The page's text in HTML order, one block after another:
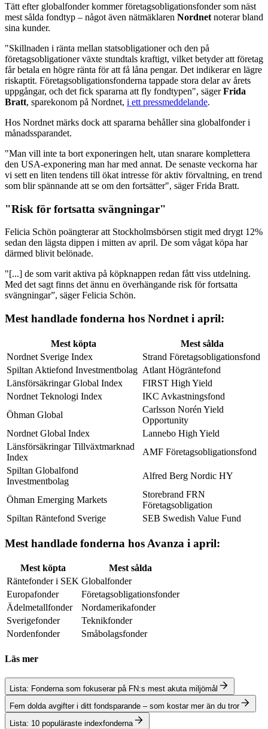
Tätt efter globalfonder kommer företagsobligationsfonder som näst
mest sålda fondtyp – något även nätmäklaren Nordnet noterar bland
sina kunder.
"Skillnaden i ränta mellan statsobligationer och den på
företagsobligationer växte stundtals kraftigt, vilket betyder att företag
får betala en högre ränta för att få låna pengar. Det indikerar en lägre
riskaptit. Företagsobligationsfonderna tappade stora delar av årets
uppgångar, och det fick spararna att fly fondtypen", sägerFrida
Bratt, sparekonom på Nordnet, i ett pressmeddelande.
Hos Nordnet märks dock att spararna behåller sina globalfonder i
månadssparandet.
"Man vill inte ta bort exponeringen helt, utan snarare komplettera
den USA-exponering man har med annat. De senaste veckorna har
vi sett en liten tendens till ökat intresse för aktiv förvaltning, en trend
som blir spännande att se om den fortsätter", säger Frida Bratt.
"Risk för fortsatta svängningar"
Felicia Schön poängterar att Stockholmsbörsen stigit med drygt 12%
sedan den lägsta dippen i mitten av april. De som vågat köpa har
därmed blivit belönade.
"[...] de som varit aktiva på köpknappen redan fått viss utdelning.
Med det sagt finns det ännu en överhängande risk för fortsatta
svängningar”, säger Felicia Schön.
Mest handlade fonderna hos Nordnet i april:
Mest köpta
Mest sålda
Nordnet Sverige Index
Strand Företagsobligationsfond
Spiltan Aktiefond Investmentbolag Atlant Högräntefond
Länsförsäkringar Global Index
FIRST High Yield
Nordnet Teknologi Index
IKC Avkastningsfond
Öhman Global
Carlsson Norén Yield
Opportunity
Nordnet Global Index
Lannebo High Yield
Länsförsäkringar Tillväxtmarknad
Index
AMF Företagsobligationsfond
Spiltan Globalfond
Investmentbolag
Alfred Berg Nordic HY
Öhman Emerging Markets
Storebrand FRN
Företagsobligation
Spiltan Räntefond Sverige
SEB Swedish Value Fund
Mest handlade fonderna hos Avanza i april:
Mest köpta
Mest sålda
Räntefonder i SEK Globalfonder
Europafonder
Företagsobligationsfonder
Ädelmetallfonder
Nordamerikafonder
Sverigefonder
Teknikfonder
Nordenfonder
Småbolagsfonder
Läs mer
Lista: Fonderna som fokuserar på FN:s mest akuta miljömål
Fem dolda avgifter i ditt fondsparande – som kostar mer än du tror
Lista: 10 populäraste indexfonderna